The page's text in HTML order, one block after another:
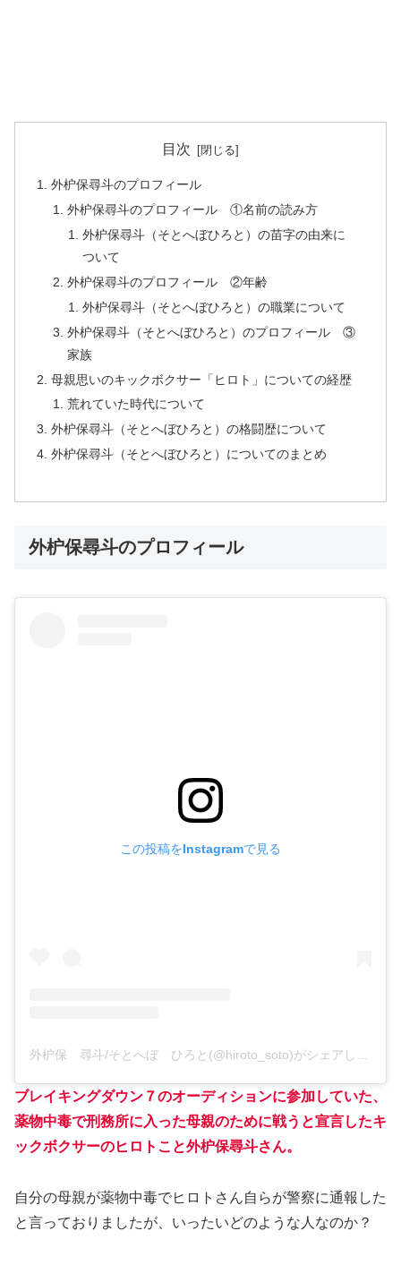
目次
外枦保尋斗のプロフィール
外枦保尋斗のプロフィール ①名前の読み方
外枦保尋斗（そとへぼひろと）の苗字の由来に
ついて
外枦保尋斗のプロフィール ②年齢
外枦保尋斗（そとへぼひろと）の職業について
外枦保尋斗（そとへぼひろと）のプロフィール ③
家族
母親思いのキックボクサー「ヒロト」についての経歴
荒れていた時代について
外枦保尋斗（そとへぼひろと）の格闘歴について
外枦保尋斗（そとへぼひろと）についてのまとめ
外枦保尋斗のプロフィール
この投稿をInstagramで見る
外枦保 尋斗/そとへぼ ひろと(@hiroto_soto)がシェアした投稿
ブレイキングダウン７のオーディションに参加していた、
薬物中毒で刑務所に入った母親のために戦うと宣言したキ
ックボクサーのヒロトこと外枦保尋斗さん。
自分の母親が薬物中毒でヒロトさん自らが警察に通報した
と言っておりましたが、いったいどのような人なのか？